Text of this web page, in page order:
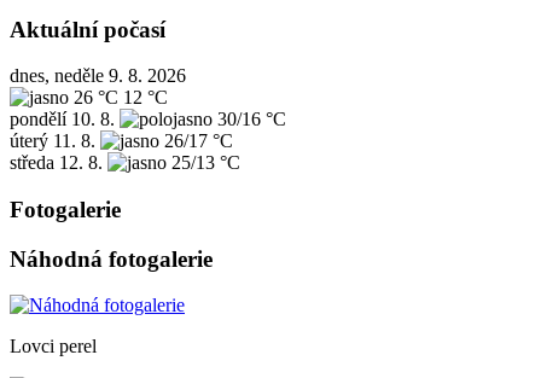
Aktuální počasí
dnes, neděle 9. 8. 2026
26 °C 12 °C
pondělí 10. 8.
30/16 °C
úterý 11. 8.
26/17 °C
středa 12. 8. 25/13 °C
Fotogalerie
Náhodná fotogalerie
Lovci perel